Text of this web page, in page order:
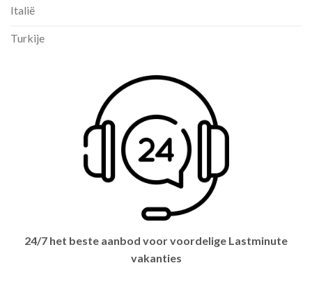
Italië
Turkije
24/7 het beste aanbod voor voordelige Lastminute
vakanties